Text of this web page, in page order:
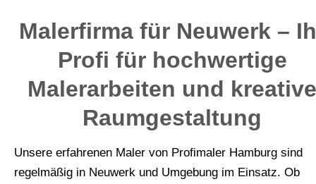
Malerfirma für Neuwerk –
Profi für hochwertige
Malerarbeiten und kreative
Raumgestaltung
Unsere erfahrenen Maler von Profimaler Hamburg sind
regelmäßig in Neuwerk und Umgebung im Einsatz. Ob